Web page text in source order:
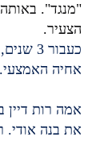
"מנגד".
הצעיר.
אחיה האמצעי.
את בנה אודי.